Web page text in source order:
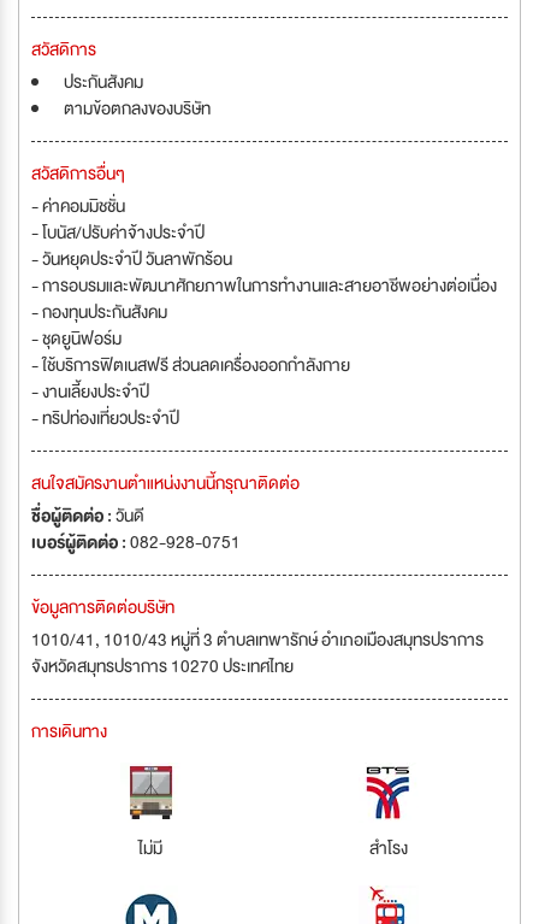
สวัสดิการ
ประกันสังคม
ตามข้อตกลงของบริษัท
สวัสดิการอื่นๆ
- ค่าคอมมิชชั่น
- โบนัส/ปรับค่าจ้างประจำปี
- วันหยุดประจำปี วันลาพักร้อน
- การอบรมและพัฒนาศักยภาพในการทำงานและสายอาชีพอย่างต่อเนื่อง
- กองทุนประกันสังคม
- ชุดยูนิฟอร์ม
- ใช้บริการฟิตเนสฟรี ส่วนลดเครื่องออกกำลังกาย
- งานเลี้ยงประจำปี
- ทริปท่องเที่ยวประจำปี
สนใจสมัครงานตำแหน่งงานนี้กรุณาติดต่อ
ชื่อผู้ติดต่อ :วันดี
เบอร์ผู้ติดต่อ :082-928-0751
ข้อมูลการติดต่อบริษัท
1010/41, 1010/43 หมู่ที่ 3 ตำบลเทพารักษ์ อำเภอเมืองสมุทรปราการ
จังหวัดสมุทรปราการ 10270 ประเทศไทย
การเดินทาง
ไม่มี สำโรง